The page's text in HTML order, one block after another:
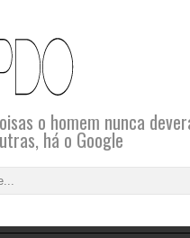
o homem nunca
há o Google